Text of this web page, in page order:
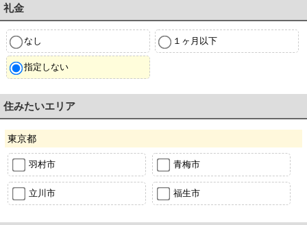
礼金
なし １ヶ月以下
指定しない
住みたいエリア
東京都
羽村市 青梅市
立川市 福生市